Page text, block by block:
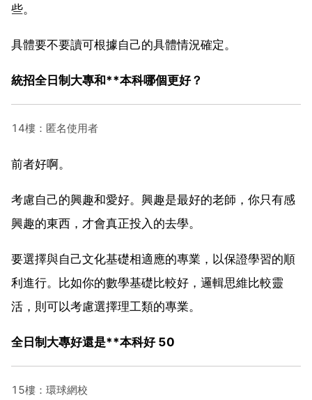
些。
具體要不要讀可根據自己的具體情況確定。
統招全日制大專和**本科哪個更好？
14樓：匿名使用者
前者好啊。
考慮自己的興趣和愛好。興趣是最好的老師，你只有感
興趣的東西，才會真正投入的去學。
要選擇與自己文化基礎相適應的專業，以保證學習的順
利進行。比如你的數學基礎比較好，邏輯思維比較靈
活，則可以考慮選擇理工類的專業。
全日制大專好還是**本科好 50
15樓：環球網校